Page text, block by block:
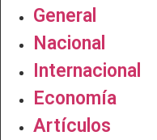
General
Nacional
Internacional
Economía
Artículos